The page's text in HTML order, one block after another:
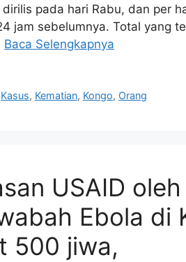
pada hari Rabu, dan per
jam sebelumnya. Total yang
Baca Selengkapnya
Kasus, Kematian, Kongo, Orang
USAID
Ebola di
500 jiwa,